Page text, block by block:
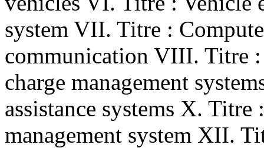
system VII. Titre :
communication VIII. Titre
charge management
assistance systems X.
management system XII.